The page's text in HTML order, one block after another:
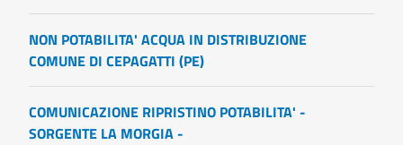
NON POTABILITA' ACQUA IN DISTRIBUZIONE
COMUNE DI CEPAGATTI (PE)
COMUNICAZIONE RIPRISTINO POTABILITA' -
SORGENTE LA MORGIA -